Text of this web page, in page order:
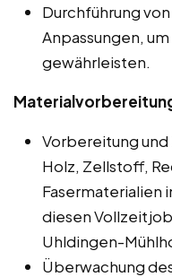
Durchführung
Anpassungen,
gewährleisten.
Vorbereitung
Holz, Zellstoff,
Fasermaterialien
diesen
Uhldingen-
Überwachung